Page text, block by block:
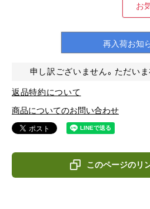
お
再入荷お知
申し訳ございません。ただい
返品特約について
商品についてのお問い合わせ
このページのリ